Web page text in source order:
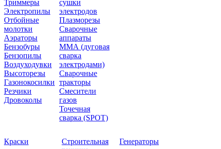
Триммеры
Электропилы
Отбойные
молотки
Аэраторы
Бензобуры
Бензопилы
Воздуходувки
Высоторезы
Газонокосилки
Резчики
Дровоколы
сушки
электродов
Плазморезы
Сварочные
аппараты
ММА (дуговая
сварка
электродами)
Сварочные
тракторы
Смесители
газов
Точечная
сварка (SPOT)
Краски
Строительная
Генераторы